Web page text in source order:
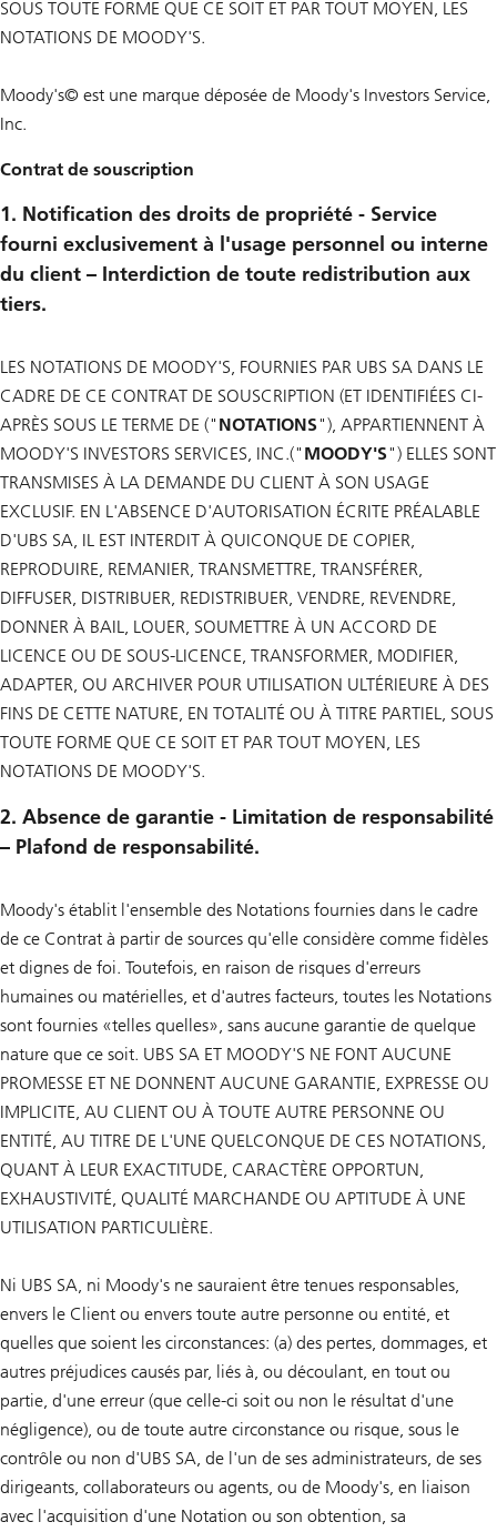
SOUS TOUTE FORME QUE CE SOIT ET PAR TOUT MOYEN, LES
NOTATIONS DE MOODY'S.
Moody's© est une marque déposée de Moody's Investors Service,
Inc.
Contrat de souscription
1. Notification des droits de propriété - Service
fourni exclusivement à l'usage personnel ou interne
du client – Interdiction de toute redistribution aux
tiers.
LES NOTATIONS DE MOODY'S, FOURNIES PAR UBS SA DANS LE
CADRE DE CE CONTRAT DE SOUSCRIPTION (ET IDENTIFIÉES CI-
APRÈS SOUS LE TERME DE (" NOTATIONS"), APPARTIENNENT À
MOODY'S INVESTORS SERVICES, INC.(" MOODY'S") ELLES SONT
TRANSMISES À LA DEMANDE DU CLIENT À SON USAGE
EXCLUSIF. EN L'ABSENCE D'AUTORISATION ÉCRITE PRÉALABLE
D'UBS SA, IL EST INTERDIT À QUICONQUE DE COPIER,
REPRODUIRE, REMANIER, TRANSMETTRE, TRANSFÉRER,
DIFFUSER, DISTRIBUER, REDISTRIBUER, VENDRE, REVENDRE,
DONNER À BAIL, LOUER, SOUMETTRE À UN ACCORD DE
LICENCE OU DE SOUS-LICENCE, TRANSFORMER, MODIFIER,
ADAPTER, OU ARCHIVER POUR UTILISATION ULTÉRIEURE À DES
FINS DE CETTE NATURE, EN TOTALITÉ OU À TITRE PARTIEL, SOUS
TOUTE FORME QUE CE SOIT ET PAR TOUT MOYEN, LES
NOTATIONS DE MOODY'S.
2. Absence de garantie - Limitation de responsabilité
– Plafond de responsabilité.
Moody's établit l'ensemble des Notations fournies dans le cadre
de ce Contrat à partir de sources qu'elle considère comme fidèles
et dignes de foi. Toutefois, en raison de risques d'erreurs
humaines ou matérielles, et d'autres facteurs, toutes les Notations
sont fournies «telles quelles», sans aucune garantie de quelque
nature que ce soit. UBS SA ET MOODY'S NE FONT AUCUNE
PROMESSE ET NE DONNENT AUCUNE GARANTIE, EXPRESSE OU
IMPLICITE, AU CLIENT OU À TOUTE AUTRE PERSONNE OU
ENTITÉ, AU TITRE DE L'UNE QUELCONQUE DE CES NOTATIONS,
QUANT À LEUR EXACTITUDE, CARACTÈRE OPPORTUN,
EXHAUSTIVITÉ, QUALITÉ MARCHANDE OU APTITUDE À UNE
UTILISATION PARTICULIÈRE.
Ni UBS SA, ni Moody's ne sauraient être tenues responsables,
envers le Client ou envers toute autre personne ou entité, et
quelles que soient les circonstances: (a) des pertes, dommages, et
autres préjudices causés par, liés à, ou découlant, en tout ou
partie, d'une erreur (que celle-ci soit ou non le résultat d'une
négligence), ou de toute autre circonstance ou risque, sous le
contrôle ou non d'UBS SA, de l'un de ses administrateurs, de ses
dirigeants, collaborateurs ou agents, ou de Moody's, en liaison
avec l'acquisition d'une Notation ou son obtention, sa